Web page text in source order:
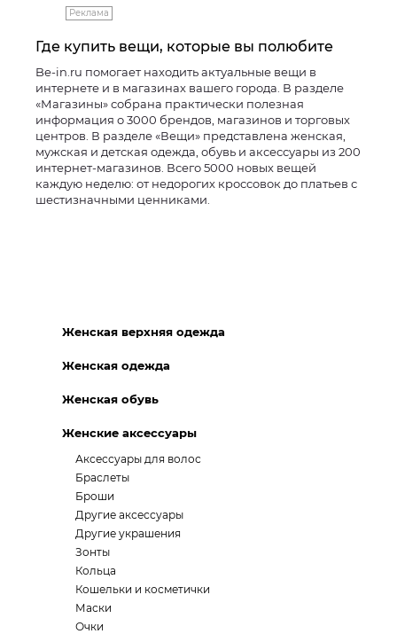
Реклама
Где купить вещи, которые вы полюбите
Be-in.ru помогает находить актуальные вещи в
интернете и в магазинах вашего города. В разделе
«Магазины» собрана практически полезная
информация о 3000 брендов, магазинов и торговых
центров. В разделе «Вещи» представлена женская,
мужская и детская одежда, обувь и аксессуары из 200
интернет-магазинов. Всего 5000 новых вещей
каждую неделю: от недорогих кроссовок до платьев с
шестизначными ценниками.
Женская верхняя одежда
Женская одежда
Женская обувь
Женские аксессуары
Аксессуары для волос
Браслеты
Броши
Другие аксессуары
Другие украшения
Зонты
Кольца
Кошельки и косметички
Маски
Очки